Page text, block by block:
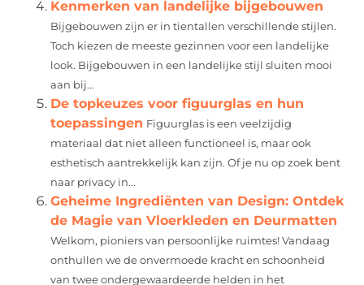
Kenmerken van landelijke bijgebouwen
Bijgebouwen zijn er in tientallen verschillende stijlen.
Toch kiezen de meeste gezinnen voor een landelijke
look. Bijgebouwen in een landelijke stijl sluiten mooi
aan bij...
De topkeuzes voor figuurglas en hun
toepassingen Figuurglas is een veelzijdig
materiaal dat niet alleen functioneel is, maar ook
esthetisch aantrekkelijk kan zijn. Of je nu op zoek bent
naar privacy in...
Geheime Ingrediënten van Design: Ontdek
de Magie van Vloerkleden en Deurmatten
Welkom, pioniers van persoonlijke ruimtes! Vandaag
onthullen we de onvermoede kracht en schoonheid
van twee ondergewaardeerde helden in het